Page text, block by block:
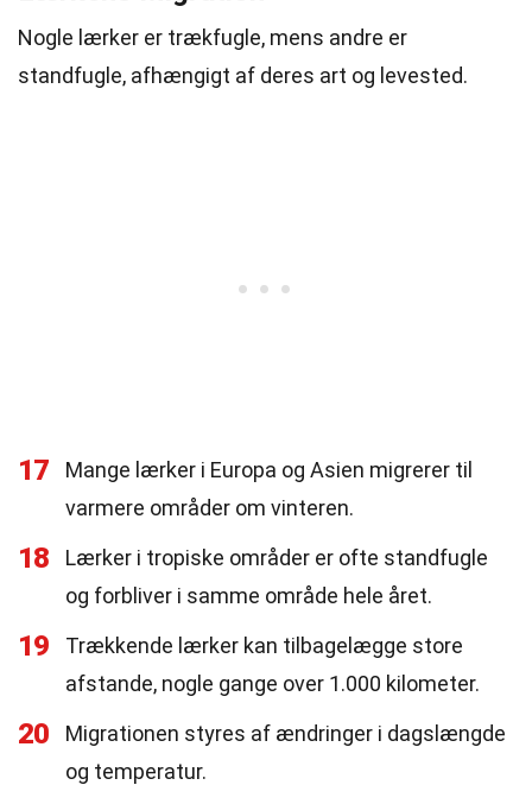
Nogle lærker er trækfugle, mens andre er
standfugle, afhængigt af deres art og levested.
17
Mange lærker i Europa og Asien migrerer til
varmere områder om vinteren.
18
Lærker i tropiske områder er ofte standfugle
og forbliver i samme område hele året.
19
Trækkende lærker kan tilbagelægge store
afstande, nogle gange over 1.000 kilometer.
20
Migrationen styres af ændringer i dagslængde
og temperatur.